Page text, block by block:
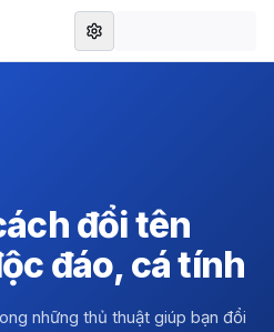
đổi tên
đáo, cá tính
những thủ thuật giúp bạn đổi